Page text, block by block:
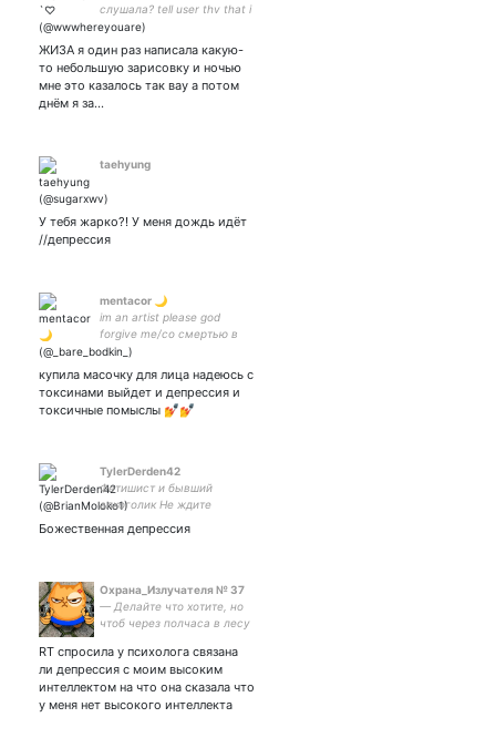
слушала? tell user thv that i
love him 彡♡ – my family is
ЖИЗА я один раз написала какую-
то небольшую зарисовку и ночью
мне это казалось так вау а потом
днём я за…
taehyung
У тебя жарко?! У меня дождь идёт
//депрессия
mentacor 🌙
im an artist please god
forgive me/со смертью в
слабо с судьбой в покажи/
bella in vista dentro è trista/
бог не дал возьму сама
купила масочку для лица надеюсь с
токсинами выйдет и депрессия и
токсичные помыслы 💅💅
TylerDerden42
Фетишист и бывший
алкоголик Не ждите
̶ш̶у̶т̶о̶к̶ депрессии Рисую по
Божественная депрессия
Охрана_Излучателя № 37
— Делайте что хотите, но
чтоб через полчаса в лесу
медведь!
RT спросила у психолога связана
ли депрессия с моим высоким
интеллектом на что она сказала что
у меня нет высокого интеллекта